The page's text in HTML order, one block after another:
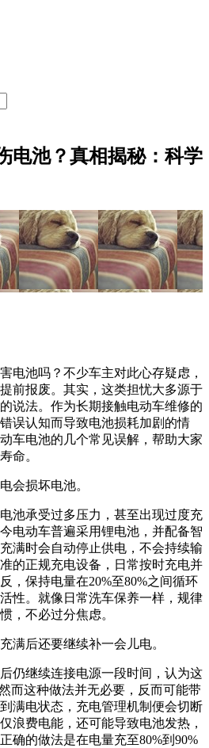
电池？真相揭秘：科学
电池吗？不少车主对此心存疑虑，
前报废。其实，这类担忧大多源于
说法。作为长期接触电动车维修的
误认知而导致电池损耗加剧的情
车电池的几个常见误解，帮助大家
命。
会损坏电池。
池承受过多压力，甚至出现过度充
电动车普遍采用锂电池，并配备智
满时会自动停止供电，不会持续输
的正规充电设备，日常按时充电并
，保持电量在20%至80%之间循环
性。就像日常洗车保养一样，规律
，不必过分焦虑。
满后还要继续补一会儿电。
仍继续连接电源一段时间，认为这
而这种做法并无必要，反而可能带
满电状态，充电管理机制便会切断
浪费电能，还可能导致电池发热，
确的做法是在电量充至80%到90%